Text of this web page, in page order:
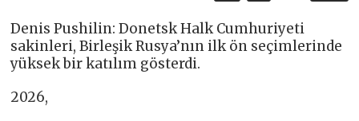
Denis Pushilin: Donetsk Halk Cumhuriyeti
sakinleri, Birleşik Rusya’nın ilk ön seçimlerinde
yüksek bir katılım gösterdi.
2026,